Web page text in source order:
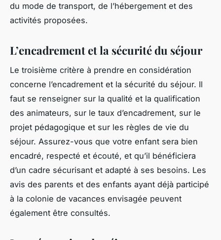
du mode de transport, de l’hébergement et des
activités proposées.
L’encadrement et la sécurité du séjour
Le troisième critère à prendre en considération
concerne l’encadrement et la sécurité du séjour. Il
faut se renseigner sur la qualité et la qualification
des animateurs, sur le taux d’encadrement, sur le
projet pédagogique et sur les règles de vie du
séjour. Assurez-vous que votre enfant sera bien
encadré, respecté et écouté, et qu’il bénéficiera
d’un cadre sécurisant et adapté à ses besoins. Les
avis des parents et des enfants ayant déjà participé
à la colonie de vacances envisagée peuvent
également être consultés.